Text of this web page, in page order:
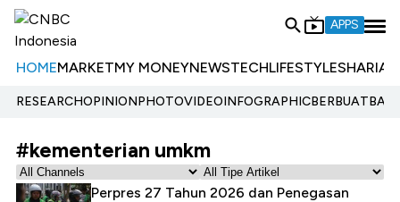
APPS
HOMEMARKETMY MONEYNEWSTECHLIFESTYLESHARIA
RESEARCHOPINIONPHOTOVIDEOINFOGRAPHIC
#kementerian umkm
Perpres 27 Tahun 2026 dan Penegasan